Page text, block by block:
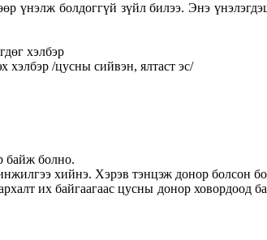
үнэлж болдоггүй зүйл билээ. Энэ
хэлбэр
хэлбэр /цусны сийвэн, ялтаст эс/
байж болно.
хийнэ. Хэрэв тэнцэж донор болсон
их байгаагаас цусны донор ховордоод